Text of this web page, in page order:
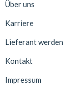
Über uns
Karriere
Lieferant werden
Kontakt
Impressum